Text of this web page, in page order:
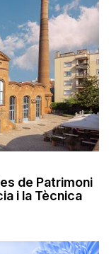
de Patrimoni
i la Tècnica